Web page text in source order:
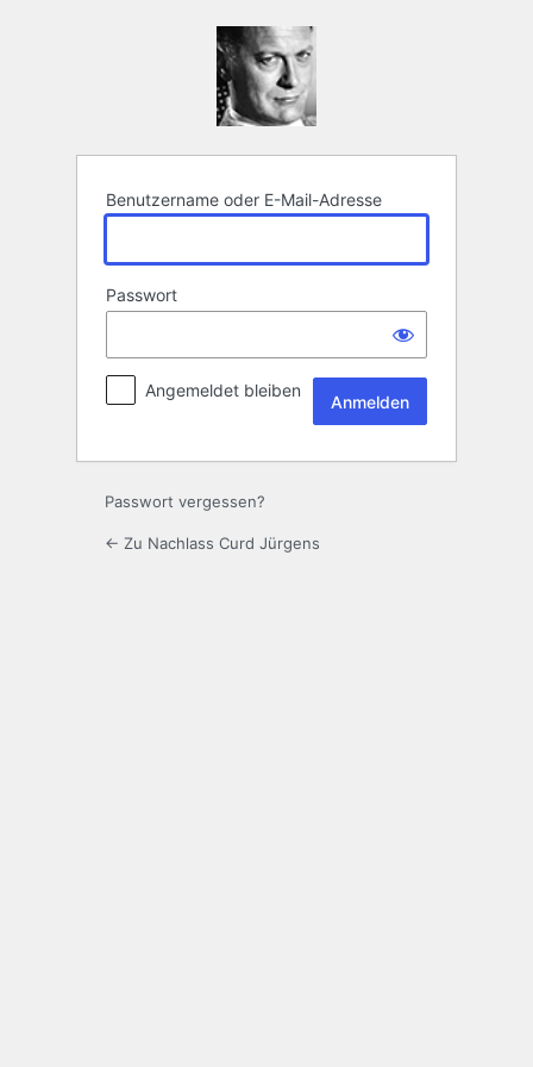
Benutzername oder E-Mail-Adresse
Passwort
Angemeldet bleiben
Passwort vergessen?
← Zu Nachlass Curd Jürgens